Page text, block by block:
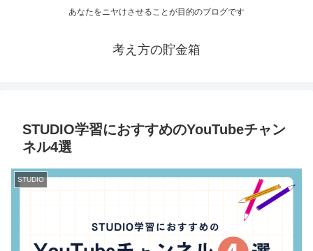
あなたをニヤけさせることが目的のブログです
考え方の貯金箱
STUDIO学習におすすめのYouTubeチャン
ネル4選
STUDIO